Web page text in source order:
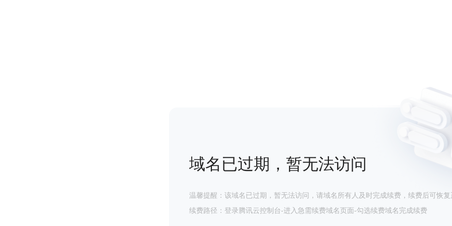
域名已过期，暂无法访问
温馨提醒：该域名已过期，暂无法访问，请域名所有人及时完成续费，续费后可恢复
续费路径：登录腾讯云控制台-进入急需续费域名页面-勾选续费域名完成续费